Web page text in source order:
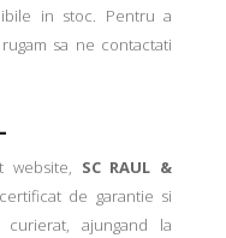
in stoc. Pentru a
sa ne contactati
website, SC RAUL &
de garantie si
ajungand la